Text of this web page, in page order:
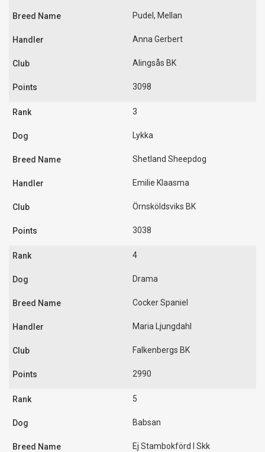
Pudel, Mellan
Anna Gerbert
Alingsås BK
3098
3
Lykka
Shetland Sheepdog
Emilie Klaasma
Örnsköldsviks BK
3038
4
Drama
Cocker Spaniel
Maria Ljungdahl
Falkenbergs BK
2990
5
Babsan
Ej Stambokförd I Skk